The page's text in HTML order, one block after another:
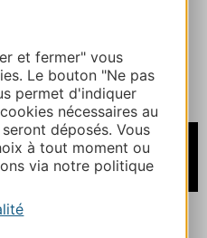
et fermer" vous
Le bouton "Ne pas
permet d'indiquer
nécessaires au
déposés. Vous
à tout moment ou
via notre politique
À partir de
250€
/ Semaine
VERT